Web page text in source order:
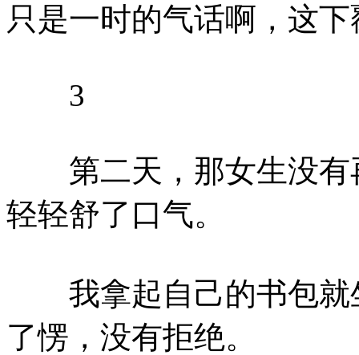
只是一时的气话啊，这
3
第二天，那女生没有
轻轻舒了口气。
我拿起自己的书包就
了愣，没有拒绝。